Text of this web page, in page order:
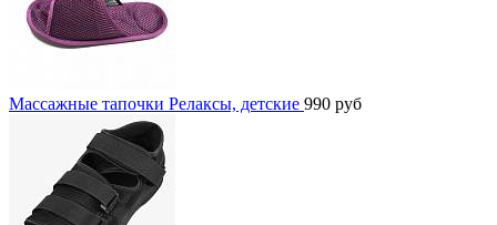
Массажные тапочки Релаксы, детские 990 руб